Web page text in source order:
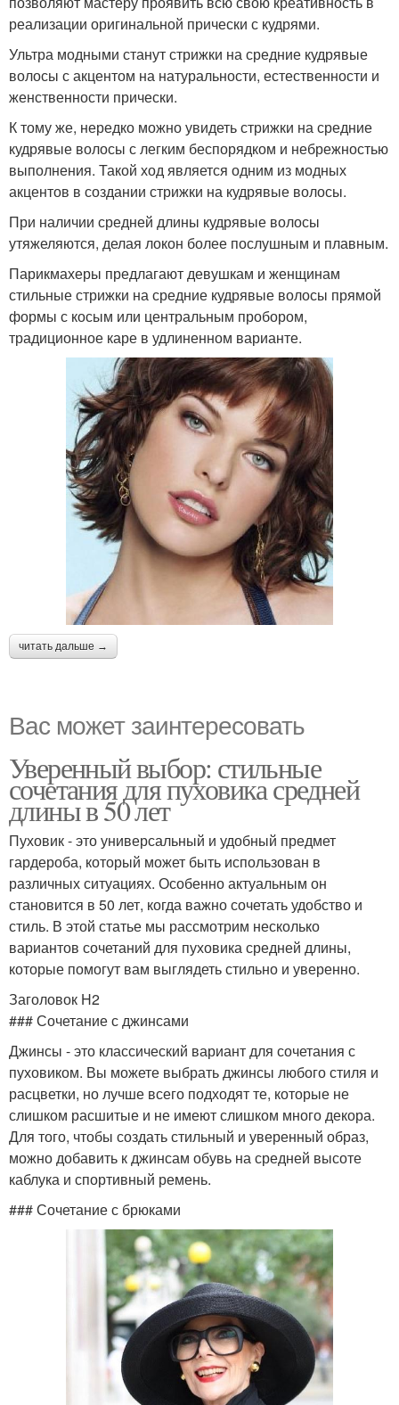
реализации оригинальной прически с кудрями.
Ультра модными станут стрижки на средние кудрявые
волосы с акцентом на натуральности, естественности и
женственности прически.
К тому же, нередко можно увидеть стрижки на средние
кудрявые волосы с легким беспорядком и небрежностью
выполнения. Такой ход является одним из модных
акцентов в создании стрижки на кудрявые волосы.
При наличии средней длины кудрявые волосы
утяжеляются, делая локон более послушным и плавным.
Парикмахеры предлагают девушкам и женщинам
стильные стрижки на средние кудрявые волосы прямой
формы с косым или центральным пробором,
традиционное каре в удлиненном варианте.
читать дальше →
Вас может заинтересовать
Уверенный выбор: стильные
сочетания для пуховика средней
длины в 50 лет
Пуховик - это универсальный и удобный предмет
гардероба, который может быть использован в
различных ситуациях. Особенно актуальным он
становится в 50 лет, когда важно сочетать удобство и
стиль. В этой статье мы рассмотрим несколько
вариантов сочетаний для пуховика средней длины,
которые помогут вам выглядеть стильно и уверенно.
Заголовок H2
### Сочетание с джинсами
Джинсы - это классический вариант для сочетания с
пуховиком. Вы можете выбрать джинсы любого стиля и
расцветки, но лучше всего подходят те, которые не
слишком расшитые и не имеют слишком много декора.
Для того, чтобы создать стильный и уверенный образ,
можно добавить к джинсам обувь на средней высоте
каблука и спортивный ремень.
### Сочетание с брюками